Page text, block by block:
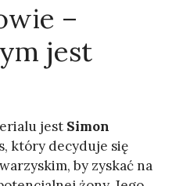
–
jest
jest Simon
który decyduje się
by zyskać na